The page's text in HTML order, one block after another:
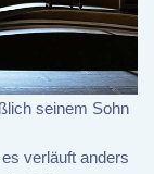
seinem Sohn
verläuft anders